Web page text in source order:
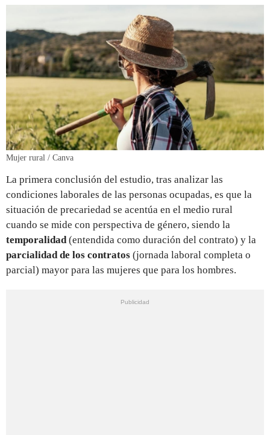
Mujer rural / Canva
La primera conclusión del estudio, tras analizar las
condiciones laborales de las personas ocupadas, es que la
situación de precariedad se acentúa en el medio rural
cuando se mide con perspectiva de género, siendo la
temporalidad (entendida como duración del contrato) y la
parcialidad de los contratos (jornada laboral completa o
parcial) mayor para las mujeres que para los hombres.